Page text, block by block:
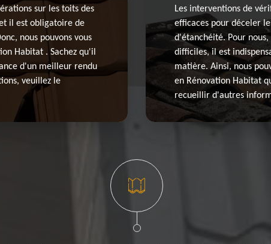
sur les toits des
il est obligatoire de
nous pouvons vous
Habitat . Sachez qu'il
d'un meilleur rendu
veuillez le
Les interventions de
efficaces pour déceler
d'étanchéité. Pour
difficiles, il est
matière. Ainsi, nous
en Rénovation Habitat
recueillir d'autres